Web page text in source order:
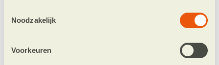
Noodzakelijk
Voorkeuren
Opsporen van 1 leprapatiënt